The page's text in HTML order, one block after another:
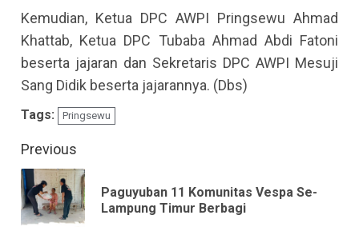
Kemudian, Ketua DPC AWPI Pringsewu Ahmad
Khattab, Ketua DPC Tubaba Ahmad Abdi Fatoni
beserta jajaran dan Sekretaris DPC AWPI Mesuji
Sang Didik beserta jajarannya. (Dbs)
Tags: Pringsewu
Continue
Reading
Previous
Paguyuban 11 Komunitas Vespa Se-
Lampung Timur Berbagi